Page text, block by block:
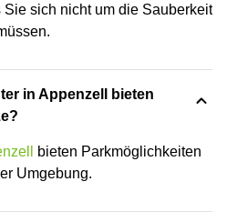
sich nicht um die Sauberkeit
in Appenzell bieten
bieten Parkmöglichkeiten
Umgebung.